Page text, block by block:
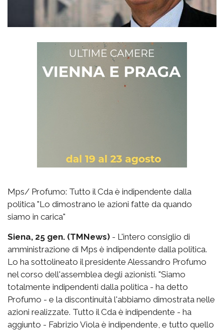
Mps/ Profumo: Tutto il Cda è indipendente dalla
politica "Lo dimostrano le azioni fatte da quando
siamo in carica"
Siena, 25 gen. (TMNews) - L'intero consiglio di
amministrazione di Mps è indipendente dalla politica.
Lo ha sottolineato il presidente Alessandro Profumo
nel corso dell'assemblea degli azionisti. "Siamo
totalmente indipendenti dalla politica - ha detto
Profumo - e la discontinuità l'abbiamo dimostrata nelle
azioni realizzate. Tutto il Cda è indipendente - ha
aggiunto - Fabrizio Viola è indipendente, e tutto quello